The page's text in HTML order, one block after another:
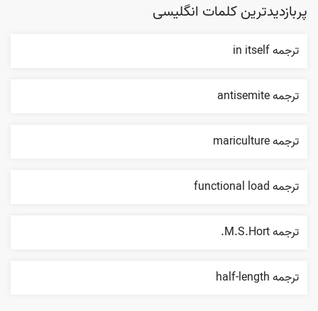
پربازدیدترین کلمات انگلیسی
ترجمه in itself
ترجمه antisemite
ترجمه mariculture
ترجمه functional load
ترجمه M.S.Hort.
ترجمه half-length